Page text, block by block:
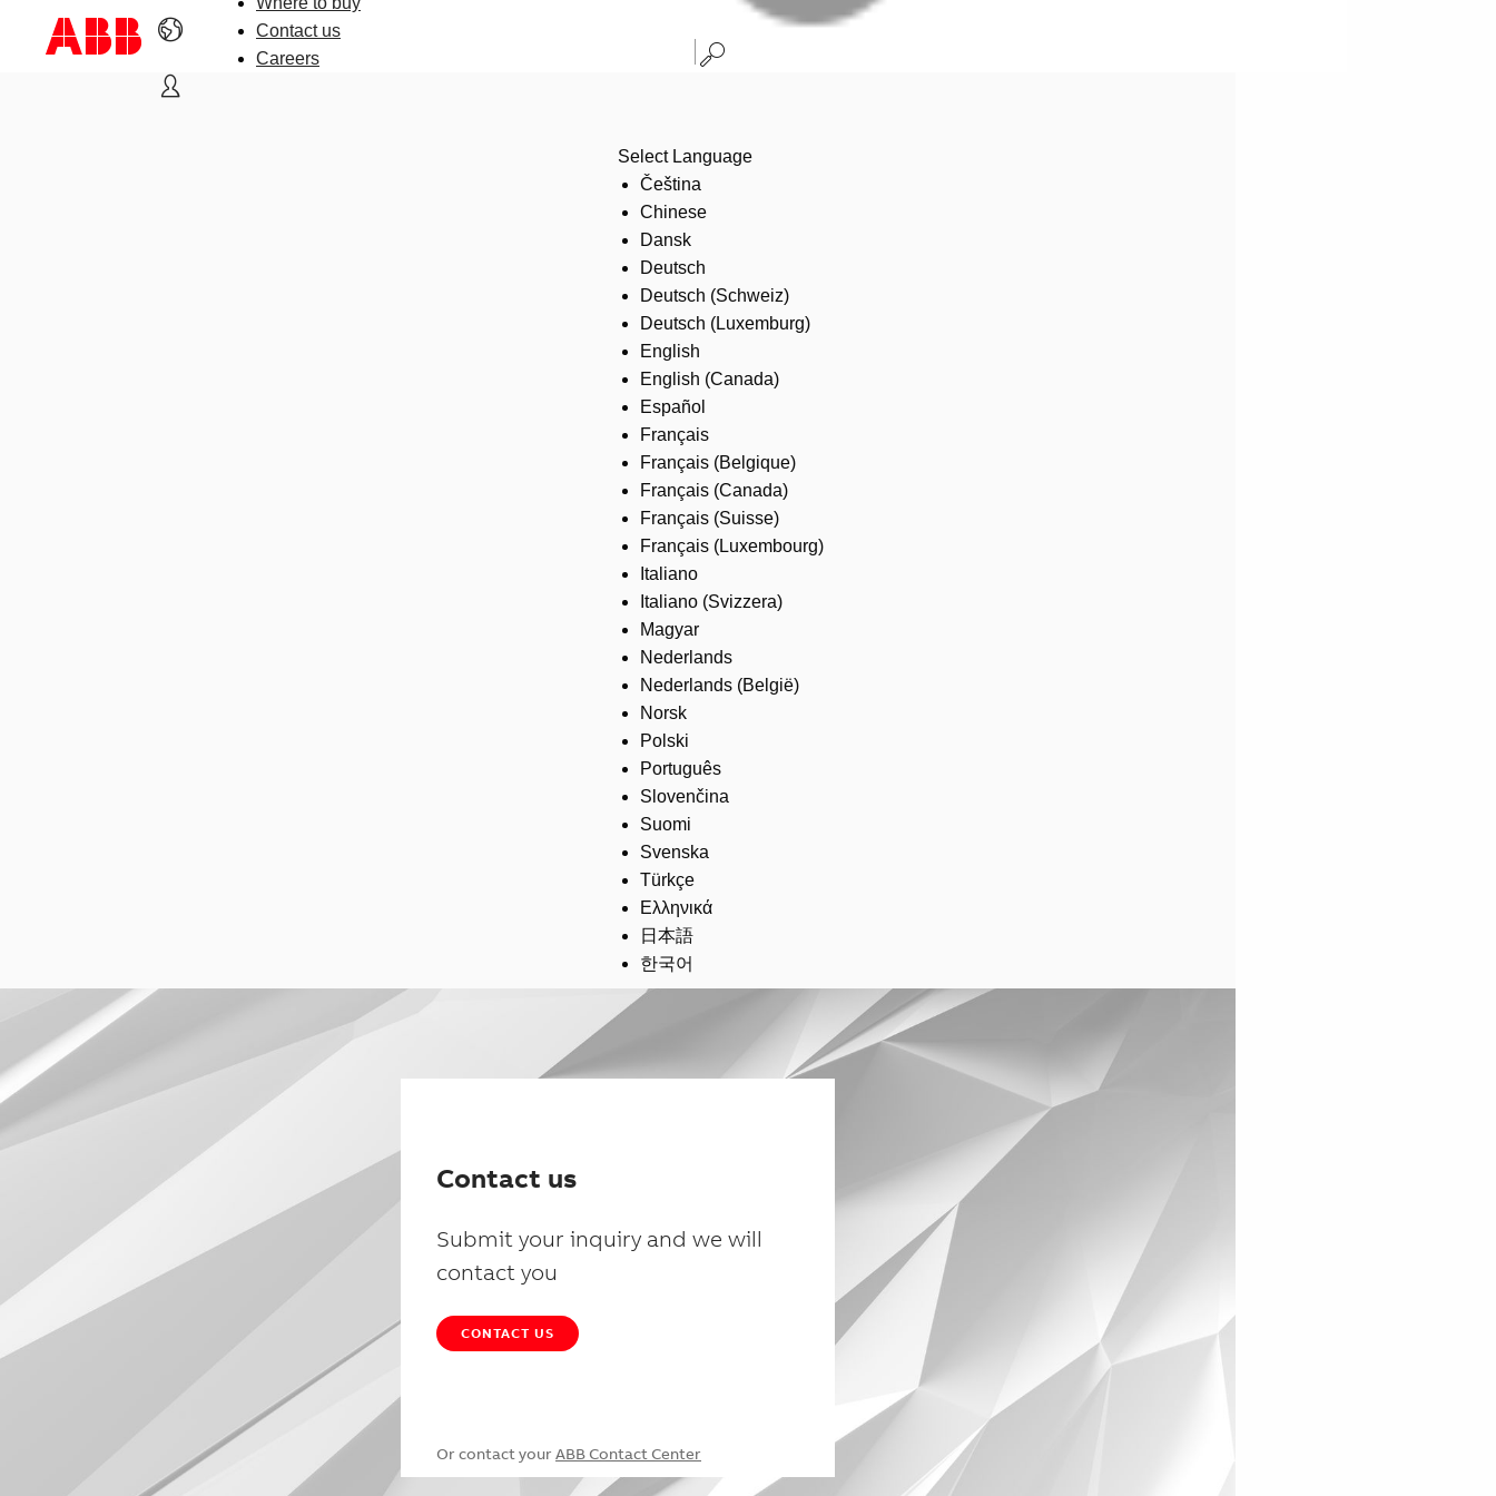
Contact us
Careers
Select Language
Čeština
Chinese
Dansk
Deutsch
Deutsch (Schweiz)
Deutsch (Luxemburg)
English
English (Canada)
Español
Français
Français (Belgique)
Français (Canada)
Français (Suisse)
Français (Luxembourg)
Italiano
Italiano (Svizzera)
Magyar
Nederlands
Nederlands (België)
Norsk
Polski
Português
Slovenčina
Suomi
Svenska
Türkçe
Ελληνικά
日本語
한국어
Contact us
Submit your inquiry and we will
contact you
CONTACT US
Or contact your ABB Contact Center